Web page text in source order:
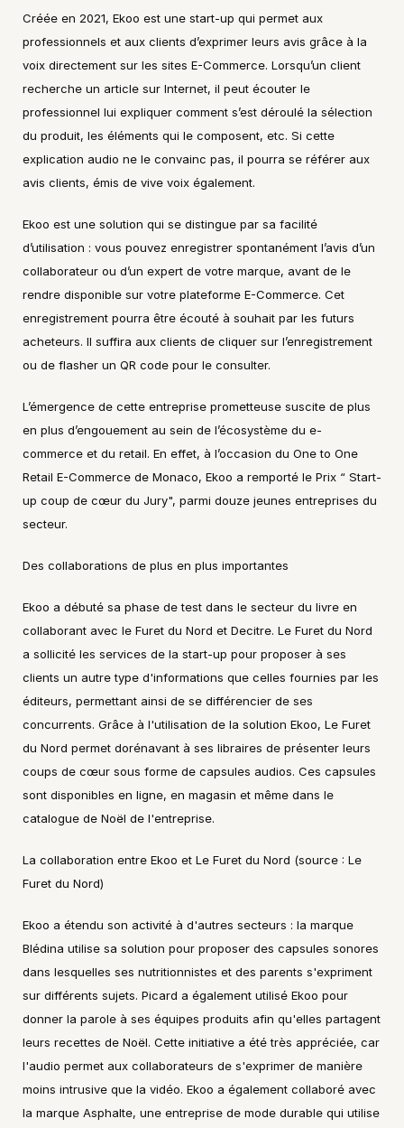
Créée en 2021, Ekoo est une start-up qui permet aux
professionnels et aux clients d’exprimer leurs avis grâce à la
voix directement sur les sites E-Commerce. Lorsqu’un client
recherche un article sur Internet, il peut écouter le
professionnel lui expliquer comment s’est déroulé la sélection
du produit, les éléments qui le composent, etc. Si cette
explication audio ne le convainc pas, il pourra se référer aux
avis clients, émis de vive voix également.
Ekoo est une solution qui se distingue par sa facilité
d’utilisation : vous pouvez enregistrer spontanément l’avis d’un
collaborateur ou d’un expert de votre marque, avant de le
rendre disponible sur votre plateforme E-Commerce. Cet
enregistrement pourra être écouté à souhait par les futurs
acheteurs. Il suffira aux clients de cliquer sur l’enregistrement
ou de flasher un QR code pour le consulter.
L’émergence de cette entreprise prometteuse suscite de plus
en plus d’engouement au sein de l’écosystème du e-
commerce et du retail. En effet, à l’occasion du One to One
Retail E-Commerce de Monaco, Ekoo a remporté le Prix “ Start-
up coup de cœur du Jury", parmi douze jeunes entreprises du
secteur.
Des collaborations de plus en plus importantes
Ekoo a débuté sa phase de test dans le secteur du livre en
collaborant avec le Furet du Nord et Decitre. Le Furet du Nord
a sollicité les services de la start-up pour proposer à ses
clients un autre type d'informations que celles fournies par les
éditeurs, permettant ainsi de se différencier de ses
concurrents. Grâce à l'utilisation de la solution Ekoo, Le Furet
du Nord permet dorénavant à ses libraires de présenter leurs
coups de cœur sous forme de capsules audios. Ces capsules
sont disponibles en ligne, en magasin et même dans le
catalogue de Noël de l'entreprise.
La collaboration entre Ekoo et Le Furet du Nord (source : Le
Furet du Nord)
Ekoo a étendu son activité à d'autres secteurs : la marque
Blédina utilise sa solution pour proposer des capsules sonores
dans lesquelles ses nutritionnistes et des parents s'expriment
sur différents sujets. Picard a également utilisé Ekoo pour
donner la parole à ses équipes produits afin qu'elles partagent
leurs recettes de Noël. Cette initiative a été très appréciée, car
l'audio permet aux collaborateurs de s'exprimer de manière
moins intrusive que la vidéo. Ekoo a également collaboré avec
la marque Asphalte, une entreprise de mode durable qui utilise